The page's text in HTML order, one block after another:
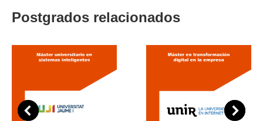
Postgrados relacionados